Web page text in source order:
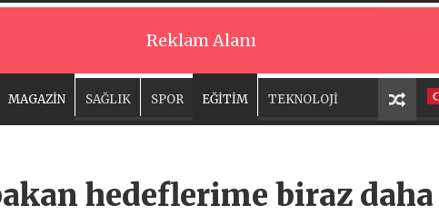
Reklam Alanı
MAGAZİN SAĞLIK SPOR EĞİTİM TEKNOLOJİ
hedeflerime biraz daha